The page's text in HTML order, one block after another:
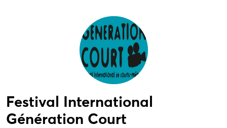
Festival International
Génération Court